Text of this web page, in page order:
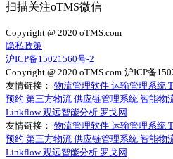
扫描关注oTMS微信
Copyright @ 2020 oTMS.com
隐私政策
沪ICP备15021560号-2
Copyright @ 2020 oTMS.com 沪ICP备
友情链接： 物流管理软件 运输管理系统
预约 第三方物流 供应链管理系统 智能物
Linkflow观远智能分析 罗戈网
友情链接： 物流管理软件 运输管理系统
预约 第三方物流 供应链管理系统 智能物
Linkflow观远智能分析 罗戈网